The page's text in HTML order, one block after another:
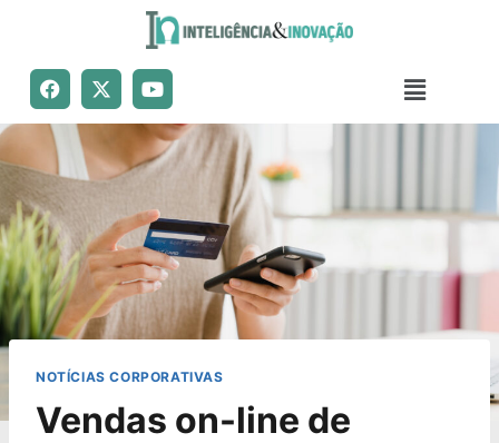
NOTÍCIAS CORPORATIVAS
Vendas on-line de